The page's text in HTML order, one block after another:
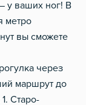
у ваших ног! В
метро
вы сможете
через
маршрут до
Старо-